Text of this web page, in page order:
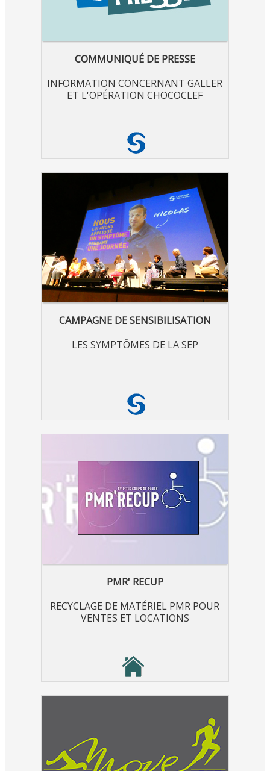
COMMUNIQUÉ DE PRESSE
INFORMATION CONCERNANT GALLER
ET L'OPÉRATION CHOCOCLEF
CAMPAGNE DE SENSIBILISATION
LES SYMPTÔMES DE LA SEP
PMR' RECUP
RECYCLAGE DE MATÉRIEL PMR POUR
VENTES ET LOCATIONS